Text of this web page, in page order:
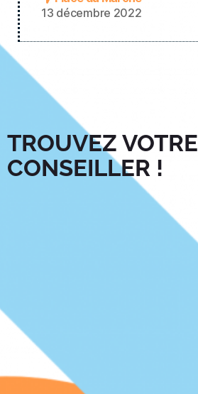
13 décembre 2022
TROUVEZ VOTRE
CONSEILLER !